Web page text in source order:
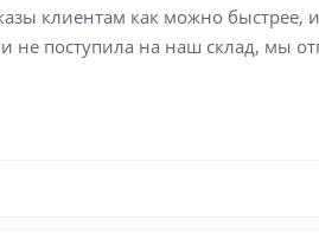
клиентам как можно быстрее,
не поступила на наш склад, мы